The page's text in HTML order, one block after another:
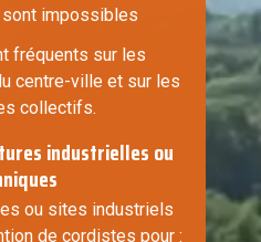
impossibles
fréquents sur les
centre-ville et sur les
collectifs.
industrielles ou
ou sites industriels
de cordistes pour :